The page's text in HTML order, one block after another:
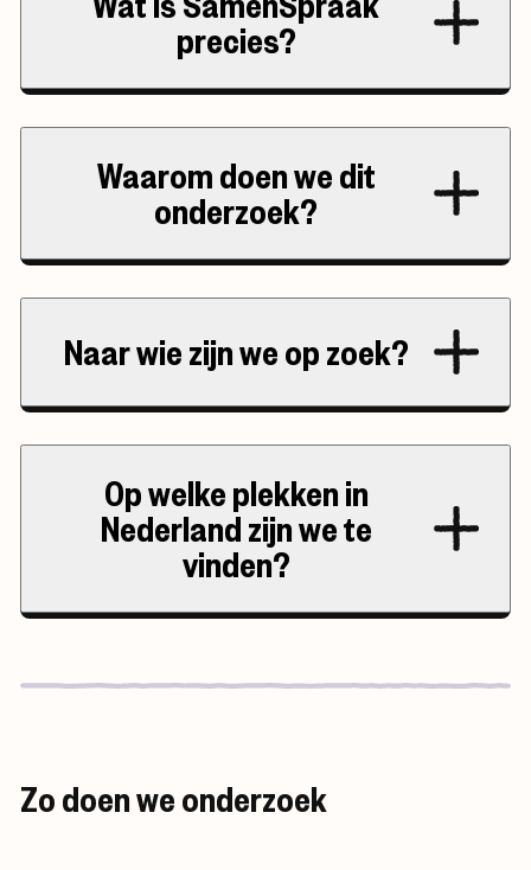
precies?
Waarom doen we dit
onderzoek?
Naar wie zijn we op zoek?
Op welke plekken in
Nederland zijn we te
vinden?
Zo doen we onderzoek